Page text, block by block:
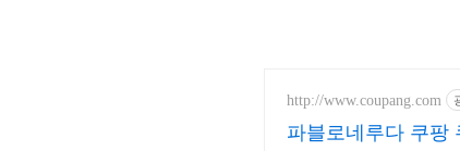
http://www.coupang.com
파블로네루다 쿠팡